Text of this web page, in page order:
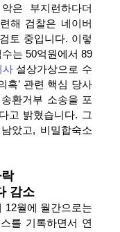
은 부지런하다더
해 검찰은 네이버
토 중입니다. 이렇
는 50억원에서 89
설상가상으로 수
혹’ 관련 핵심 당사
환거부 소송을 포
고 밝혔습니다. 그
았고, 비밀합숙소
감소
12월에 월간으로는
를 기록하면서 연